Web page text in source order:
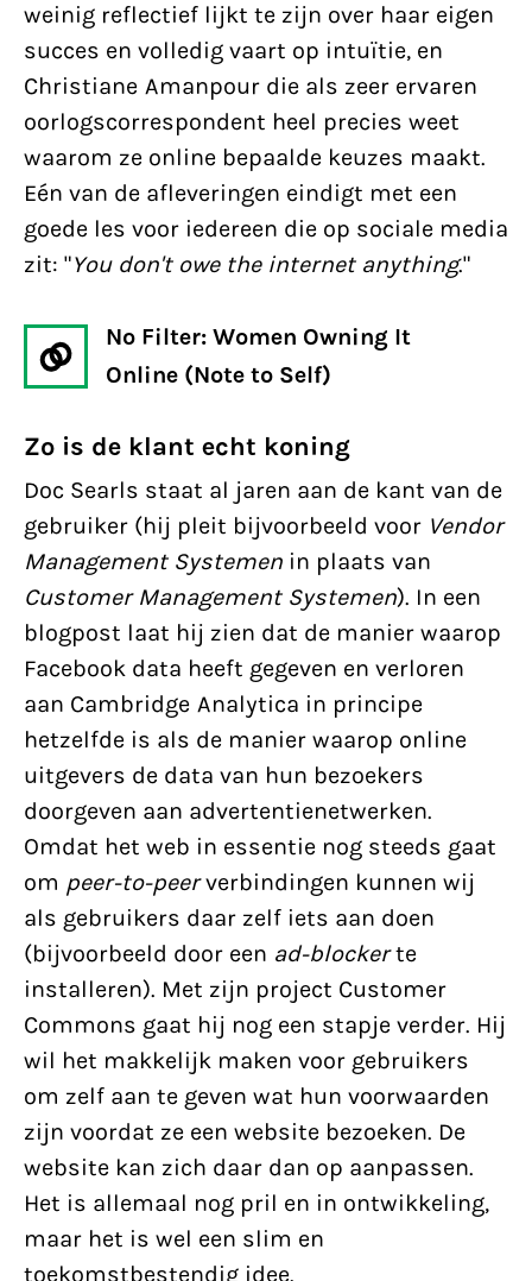
weinig reflectief lijkt te zijn over haar eigen
succes en volledig vaart op intuïtie, en
Christiane Amanpour die als zeer ervaren
oorlogscorrespondent heel precies weet
waarom ze online bepaalde keuzes maakt.
Eén van de afleveringen eindigt met een
goede les voor iedereen die op sociale media
zit: "You don't owe the internet anything."
No Filter: Women Owning It
Online (Note to Self)
Zo is de klant echt koning
Doc Searls staat al jaren aan de kant van de
gebruiker (hij pleit bijvoorbeeld voor Vendor
Management Systemen in plaats van
Customer Management Systemen). In een
blogpost laat hij zien dat de manier waarop
Facebook data heeft gegeven en verloren
aan Cambridge Analytica in principe
hetzelfde is als de manier waarop online
uitgevers de data van hun bezoekers
doorgeven aan advertentienetwerken.
Omdat het web in essentie nog steeds gaat
om peer-to-peerverbindingen kunnen wij
als gebruikers daar zelf iets aan doen
(bijvoorbeeld door een ad-blockerte
installeren). Met zijn project Customer
Commons gaat hij nog een stapje verder. Hij
wil het makkelijk maken voor gebruikers
om zelf aan te geven wat hun voorwaarden
zijn voordat ze een website bezoeken. De
website kan zich daar dan op aanpassen.
Het is allemaal nog pril en in ontwikkeling,
maar het is wel een slim en
toekomstbestendig idee.